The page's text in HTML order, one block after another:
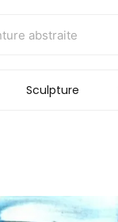
Sculpture